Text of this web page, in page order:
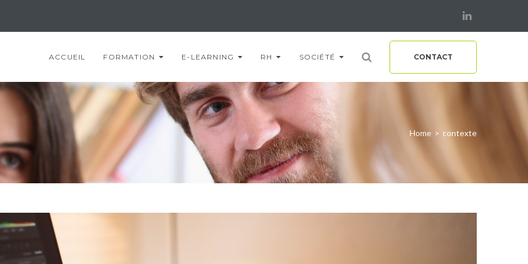
Linkedin
ACCUEIL FORMATION E-LEARNING RH SOCIÉTÉ CONTACT
Home > contexte